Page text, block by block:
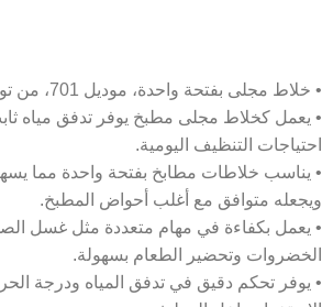
• خلاط مجلى بفتحة واحدة، موديل 701، من توكو.
• يعمل كخلاط مجلى مطبخ يوفر تدفق مياه
احتياجات التنظيف اليومية.
• يناسب خلاطات مطابخ بفتحة واحدة مما
ويجعله متوافق مع أغلب أحواض المطبخ.
• يعمل بكفاءة في مهام متعددة مثل غسل
الخضروات وتحضير الطعام بسهولة.
• يوفر تحكم دقيق في تدفق المياه ودرجة